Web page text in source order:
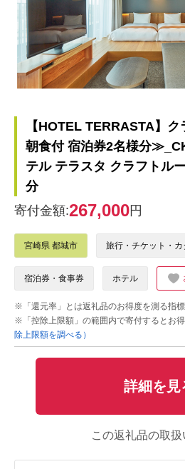
【HOTEL TERRASTA】
朝食付 宿泊券2名様分
テル テラスタ クラフトル
分
寄付金額:267,000円
宮崎県 都城市 旅行・チケット・カ
宿泊券・食事券 ホテル
※「還元率」とは返礼品のお得度を測る指
※「控除上限額」の範囲内で寄付するとお
除上限額を調べる）
詳細を見
この返礼品の取扱